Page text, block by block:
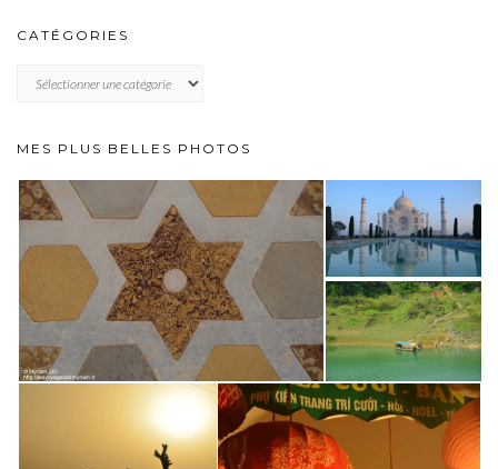
CATÉGORIES
MES PLUS BELLES PHOTOS